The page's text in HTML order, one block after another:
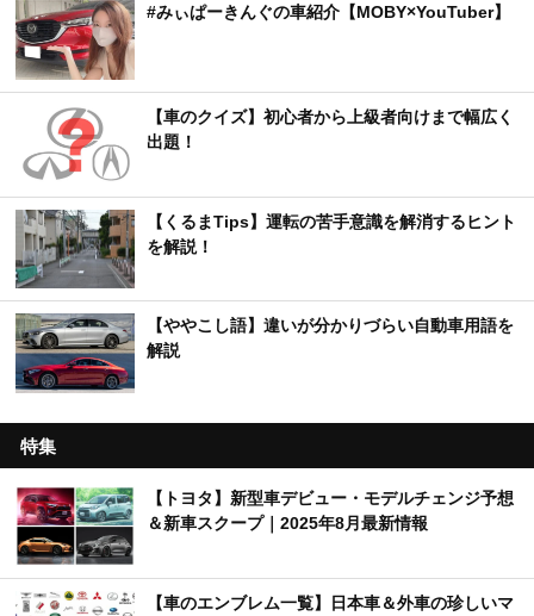
#みぃぱーきんぐの車紹介【MOBY×YouTuber】
【車のクイズ】初心者から上級者向けまで幅広く
出題！
【くるまTips】運転の苦手意識を解消するヒント
を解説！
【ややこし語】違いが分かりづらい自動車用語を
解説
特集
【トヨタ】新型車デビュー・モデルチェンジ予想
＆新車スクープ｜2025年8月最新情報
【車のエンブレム一覧】日本車＆外車の珍しいマ